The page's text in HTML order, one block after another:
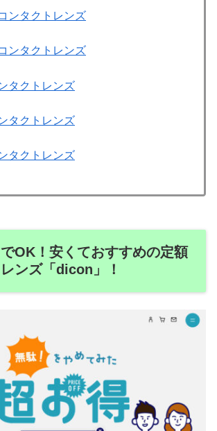
ンタクトレンズ
ンタクトレンズ
タクトレンズ
タクトレンズ
タクトレンズ
OK！安くておすすめの定額
ンズ「dicon」！